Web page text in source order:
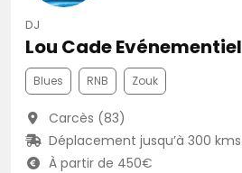
DJ
Lou Cade Evénementiel
Blues RNB Zouk
Carcès (83)
Déplacement jusqu’à 300 kms
À partir de 450€